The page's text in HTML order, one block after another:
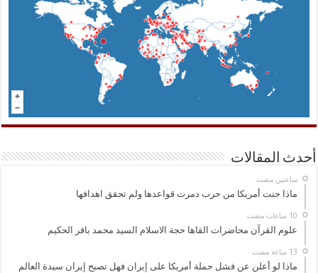
أحدث المقالات
‏ساعتين مضت
ماذا جنت أمريكا من حرب دمرت قواعدها ولم تحقق اهدافها
علوم القرآن محاضرات القاها حجة الاسلام السيد محمد باقر الحكيم
ماذا لو أعلن عن فشل حملة أمريكا على إيران فهل تصبح إيران سيدة العالم